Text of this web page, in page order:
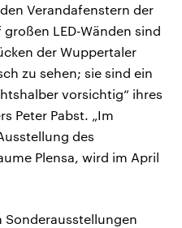
Verandafenstern der
LED-Wänden sind
der Wuppertaler
zu sehen; sie sind ein
vorsichtig“ ihres
Peter Pabst. „Im
des
Plensa, wird im April